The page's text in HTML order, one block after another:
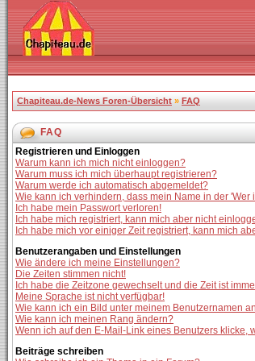
Chapiteau.de-News Foren-Übersicht » FAQ
FAQ
Registrieren und Einloggen
Warum kann ich mich nicht einloggen?
Warum muss ich mich überhaupt registrieren?
Warum werde ich automatisch abgemeldet?
Wie kann ich verhindern, dass mein Name in der 'Wer
Ich habe mein Passwort verloren!
Ich habe mich registriert, kann mich aber nicht
Ich habe mich vor einiger Zeit registriert, kann mich
Benutzerangaben und Einstellungen
Wie ändere ich meine Einstellungen?
Die Zeiten stimmen nicht!
Ich habe die Zeitzone gewechselt und die Zeit ist
Meine Sprache ist nicht verfügbar!
Wie kann ich ein Bild unter meinem Benutzernamen
Wie kann ich meinen Rang ändern?
Wenn ich auf den E-Mail-Link eines Benutzers klicke,
Beiträge schreiben